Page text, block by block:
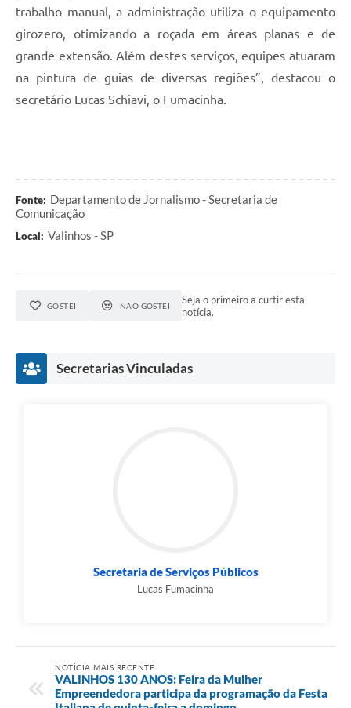
trabalho manual, a administração utiliza o equipamento
girozero, otimizando a roçada em áreas planas e de
grande extensão. Além destes serviços, equipes atuaram
na pintura de guias de diversas regiões”, destacou o
secretário Lucas Schiavi, o Fumacinha.
Fonte: Departamento de Jornalismo - Secretaria de
Comunicação
Local: Valinhos - SP
GOSTEI NÃO GOSTEI
Seja o primeiro a curtir esta
notícia.
Secretarias Vinculadas
Secretaria de Serviços Públicos
Lucas Fumacinha
NOTÍCIA MAIS RECENTE
VALINHOS 130 ANOS: Feira da Mulher
Empreendedora participa da programação da Festa